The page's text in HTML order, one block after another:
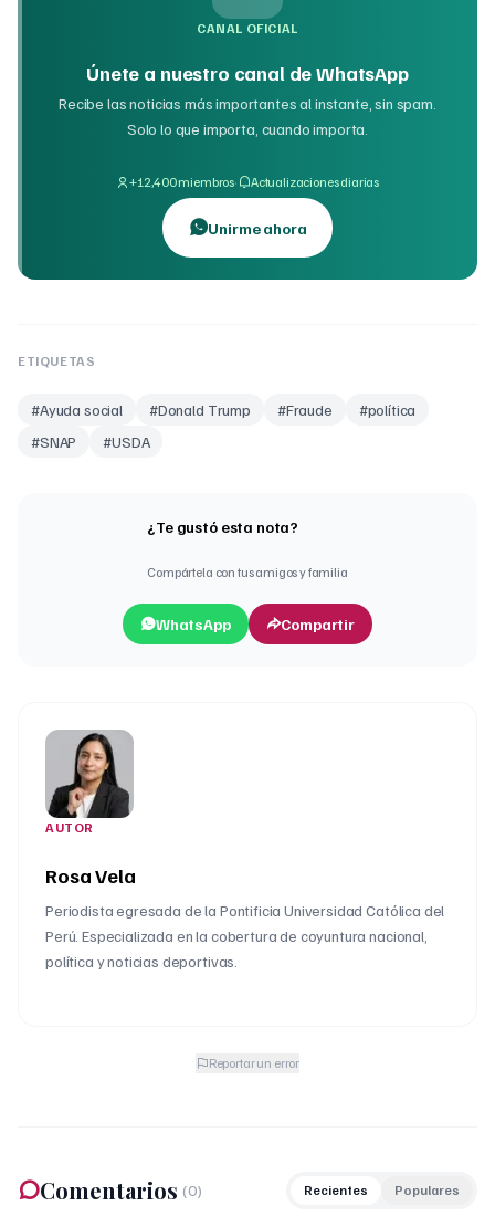
CANAL OFICIAL
Únete a nuestro canal de WhatsApp
Recibe las noticias más importantes al instante, sin spam.
Solo lo que importa, cuando importa.
+12,400 miembros· Actualizaciones diarias
Unirme ahora
ETIQUETAS
#Ayuda social #Donald Trump #Fraude #política
#SNAP #USDA
¿Te gustó esta nota?
Compártela con tus amigos y familia
WhatsApp Compartir
AUTOR
Rosa Vela
Periodista egresada de la Pontificia Universidad Católica del
Perú. Especializada en la cobertura de coyuntura nacional,
política y noticias deportivas.
Reportar un error
Comentarios (0) Recientes Populares